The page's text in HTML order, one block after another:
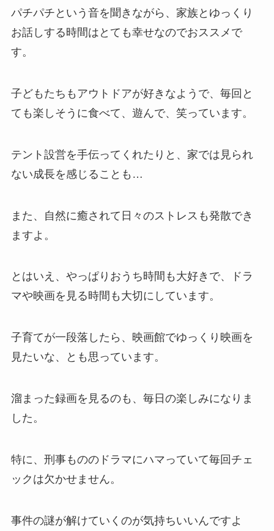
パチパチという音を聞きながら、家族とゆっくり
お話しする時間はとても幸せなのでおススメで
す。
子どもたちもアウトドアが好きなようで、毎回と
ても楽しそうに食べて、遊んで、笑っています。
テント設営を手伝ってくれたりと、家では見られ
ない成長を感じることも…
また、自然に癒されて日々のストレスも発散でき
ますよ。
とはいえ、やっぱりおうち時間も大好きで、ドラ
マや映画を見る時間も大切にしています。
子育てが一段落したら、映画館でゆっくり映画を
見たいな、とも思っています。
溜まった録画を見るのも、毎日の楽しみになりま
した。
特に、刑事もののドラマにハマっていて毎回チェ
ックは欠かせません。
事件の謎が解けていくのが気持ちいいんですよ